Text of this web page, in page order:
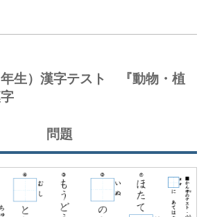
年生）漢字テスト 『動物・植
問題